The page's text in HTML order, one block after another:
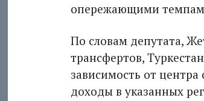
опережающими
По словам депутата,
трансфертов,
зависимость от центра
доходы в указанных